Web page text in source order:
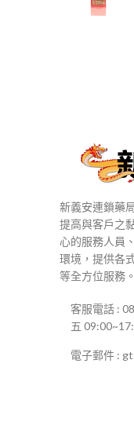
新義安連鎖藥
提高與客戶之
心的服務人員
環境，提供各
等全方位服務。
客服電話 :
五
電子郵件 :